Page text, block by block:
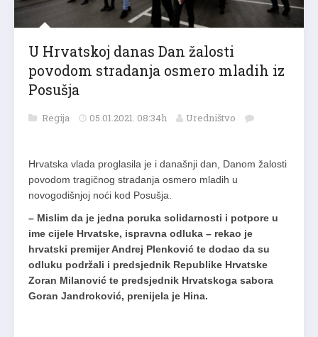
U Hrvatskoj danas Dan žalosti
povodom stradanja osmero mladih iz
Posušja
Regija 05.01.2021. 08:34h Uredništvo
Hrvatska vlada proglasila je i današnji dan, Danom žalosti
povodom tragičnog stradanja osmero mladih u
novogodišnjoj noći kod Posušja.
– Mislim da je jedna poruka solidarnosti i potpore u
ime cijele Hrvatske, ispravna odluka – rekao je
hrvatski premijer Andrej Plenković te dodao da su
odluku podržali i predsjednik Republike Hrvatske
Zoran Milanović te predsjednik Hrvatskoga sabora
Goran Jandroković, prenijela je Hina.